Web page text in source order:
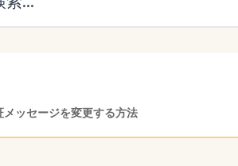
ッセージを変更する方法